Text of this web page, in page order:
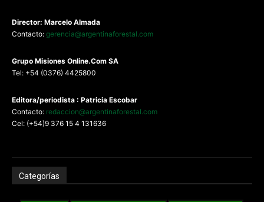
Director: Marcelo Almada
Contacto: gerencia@argentinaforestal.com
Grupo Misiones Online.Com SA
Tel: +54 (0376) 4425800
Editora/periodista : Patricia Escobar
Contacto: redaccion@argentinaforestal.com
Cel: (+54)9 376 15 4 131636
Categorías